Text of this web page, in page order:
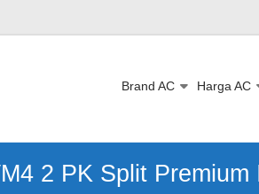
Brand AC Harga AC
2 PK Split Premium